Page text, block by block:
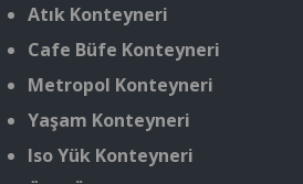
Atık Konteyneri
Cafe Büfe Konteyneri
Metropol Konteyneri
Yaşam Konteyneri
Iso Yük Konteyneri